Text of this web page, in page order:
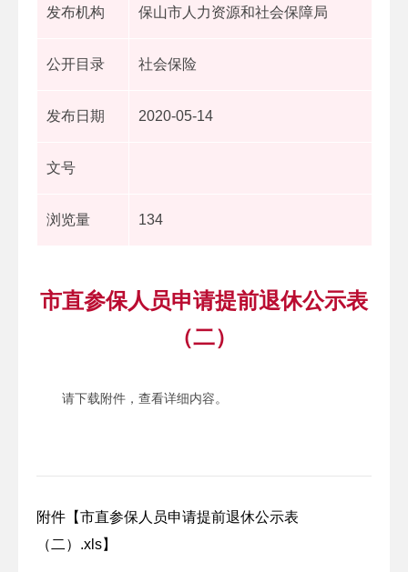
发布机构 保山市人力资源和社会保障局
公开目录 社会保险
发布日期 2020-05-14
文号
浏览量 134
市直参保人员申请提前退休公示表
（二）
请下载附件，查看详细内容。
附件【市直参保人员申请提前退休公示表
（二）.xls】